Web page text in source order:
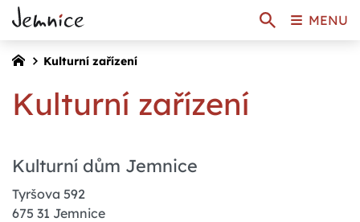
Kulturní zařízení
Kulturní zařízení
Kulturní dům Jemnice
Tyršova 592
675 31 Jemnice
MENU